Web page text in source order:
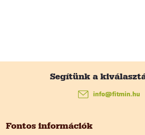
bFontos információk
info@fitmin.hu